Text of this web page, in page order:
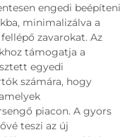
engedi beépíteni
minimalizálva a
zavarokat. Az
támogatja a
egyedi
számára, hogy
piacon. A gyors
teszi az új